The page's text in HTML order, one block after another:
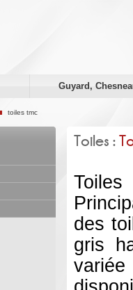
Guyard,
toiles tmc
Toiles :
des
gris
variée